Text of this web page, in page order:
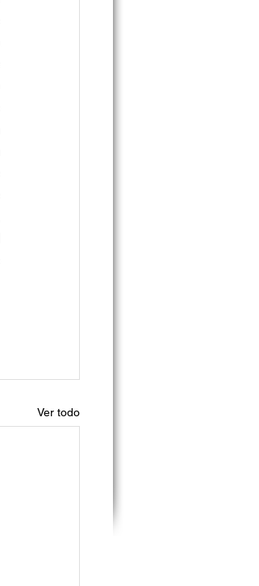
Ver todo